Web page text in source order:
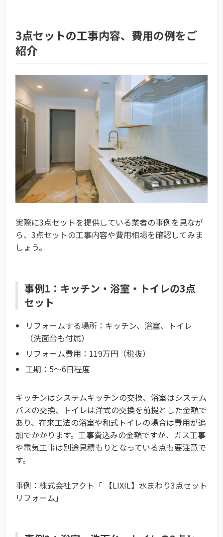
3点セットの工事内容、費用の例をご
紹介
実際に3点セットを提供している業者の事例を見なが
ら、3点セットの工事内容や費用相場を確認してみま
しょう。
事例1：キッチン・浴室・トイレの3点
セット
リフォームする場所：キッチン、浴室、トイレ
（洗面台も付属）
リフォーム費用：119万円（税抜）
工期：5〜6日程度
キッチンはシステムキッチンの交換、浴室はシステム
バスの交換、トイレは洋式の交換を前提とした金額で
あり、在来工法の浴室や和式トイレの場合は費用が追
加でかかります。工事費込みの金額ですが、ガス工事
や電気工事は別途見積もりとなっている点も要注意で
す。
事例：株式会社アクト「 【LIXIL】水まわり3点セット
リフォーム」